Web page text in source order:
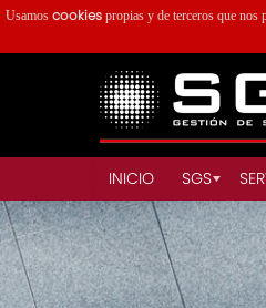
INICIO SGS
Usamos cookies propias y de terceros que nos